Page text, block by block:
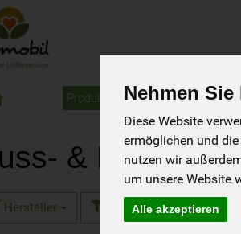
Nehmen
Diese Website
ermöglichen und
nutzen wir
um unsere Website
Alle akzeptieren
Biomobil Produkte Liefergebiet
&
Hersteller Ernährung